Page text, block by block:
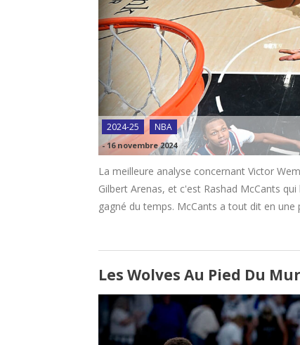
2024-25 NBA
-16 novembre 2024
La meilleure analyse concernant Victor
Gilbert Arenas, et c'est Rashad McCants
gagné du temps. McCants a tout dit en une
Les Wolves Au Pied Du